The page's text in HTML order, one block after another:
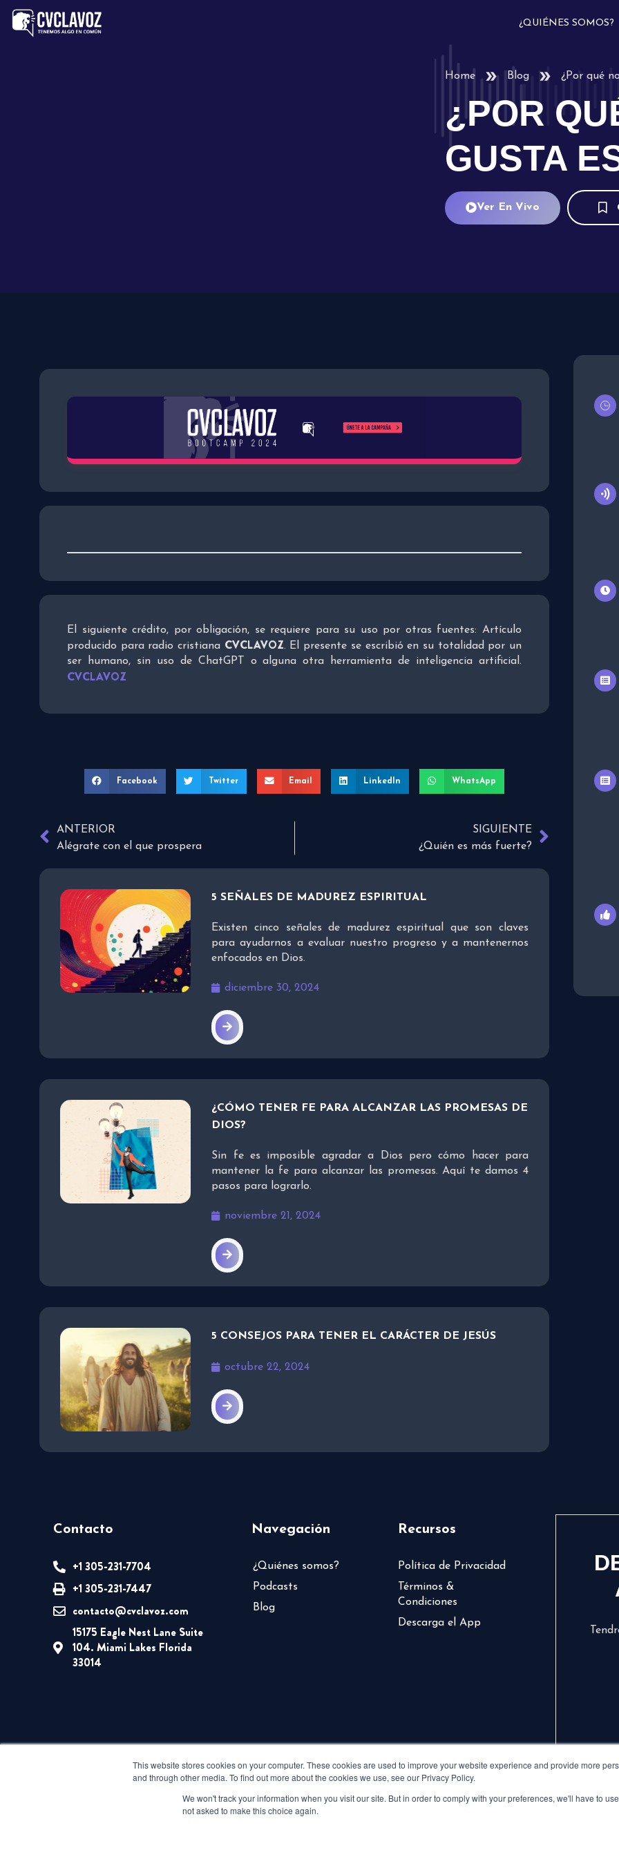
This website stores cookies on your computer. These cookies are used to improve your website experience and provide more
and through other media. To find out more about the cookies we use, see our Privacy Policy.
We won't track your information when you visit our site. But in order to comply with your preferences, we'll have to
not asked to make this choice again.
¿QUIÉNES SOMOS?
Home Blog ¿Por qué
¿POR
GUSTA
Ver En Vivo
El siguiente crédito, por obligación, se requiere para su uso por otras fuentes: Artículo
producido para radio cristiana CVCLAVOZ. El presente se escribió en su totalidad por un
ser humano, sin uso de ChatGPT o alguna otra herramienta de inteligencia artificial.
CVCLAVOZ
Facebook Twitter Email LinkedIn WhatsApp
ANTERIOR
Alégrate con el que prospera
SIGUIENTE
¿Quién es más fuerte?
5 SEÑALES DE MADUREZ ESPIRITUAL
Existen cinco señales de madurez espiritual que son claves
para ayudarnos a evaluar nuestro progreso y a mantenernos
enfocados en Dios.
diciembre 30, 2024
¿CÓMO TENER FE PARA ALCANZAR LAS PROMESAS DE
DIOS?
Sin fe es imposible agradar a Dios pero cómo hacer para
mantener la fe para alcanzar las promesas. Aquí te damos 4
pasos para lograrlo.
noviembre 21, 2024
5 CONSEJOS PARA TENER EL CARÁCTER DE JESÚS
octubre 22, 2024
Contacto
+1 305-231-7704
+1 305-231-7447
contacto@cvclavoz.com
15175 Eagle Nest Lane Suite
104. Miami Lakes Florida
33014
Navegación
¿Quiénes somos?
Podcasts
Blog
Recursos
Política de Privacidad
Términos &
Condiciones
Descarga el App